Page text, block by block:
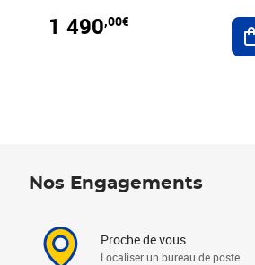
1 490,00€
Nos Engagements
Proche de vous
Localiser un bureau de poste